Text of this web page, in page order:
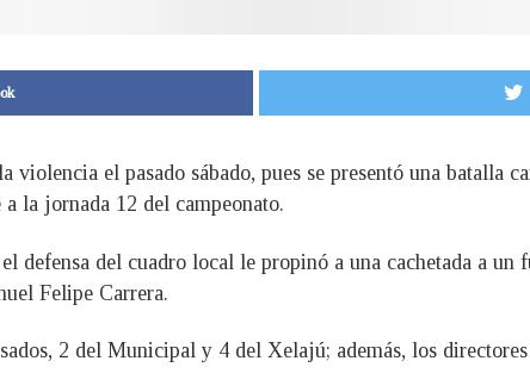
violencia el pasado sábado, pues se presentó una batalla
la jornada 12 del campeonato.
defensa del cuadro local le propinó a una cachetada a un
Felipe Carrera.
2 del Municipal y 4 del Xelajú; además, los